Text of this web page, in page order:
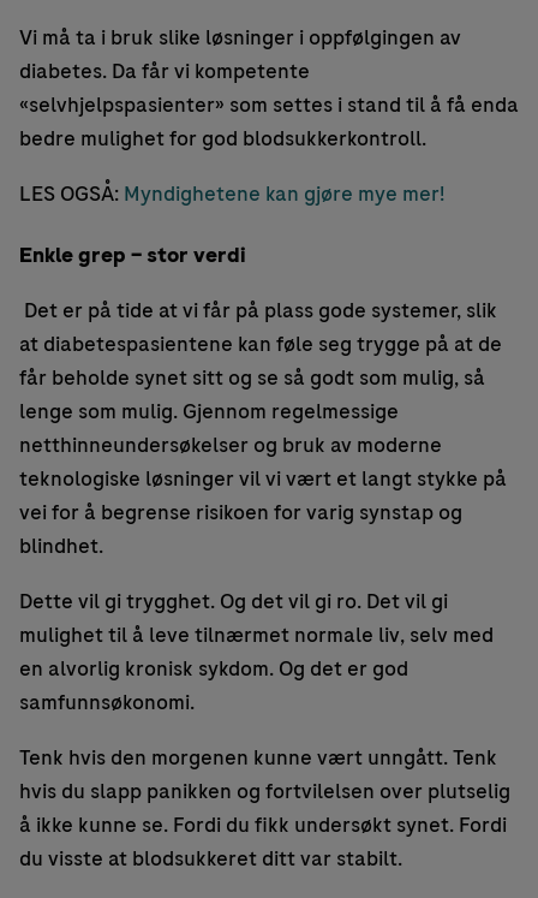
Vi må ta i bruk slike løsninger i oppfølgingen av
diabetes. Da får vi kompetente
«selvhjelpspasienter» som settes i stand til å få enda
bedre mulighet for god blodsukkerkontroll.
LES OGSÅ: Myndighetene kan gjøre mye mer!
Enkle grep – stor verdi
Det er på tide at vi får på plass gode systemer, slik
at diabetespasientene kan føle seg trygge på at de
får beholde synet sitt og se så godt som mulig, så
lenge som mulig. Gjennom regelmessige
netthinneundersøkelser og bruk av moderne
teknologiske løsninger vil vi vært et langt stykke på
vei for å begrense risikoen for varig synstap og
blindhet.
Dette vil gi trygghet. Og det vil gi ro. Det vil gi
mulighet til å leve tilnærmet normale liv, selv med
en alvorlig kronisk sykdom. Og det er god
samfunnsøkonomi.
Tenk hvis den morgenen kunne vært unngått. Tenk
hvis du slapp panikken og fortvilelsen over plutselig
å ikke kunne se. Fordi du fikk undersøkt synet. Fordi
du visste at blodsukkeret ditt var stabilt.